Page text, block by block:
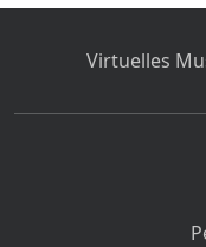
Virtuelles